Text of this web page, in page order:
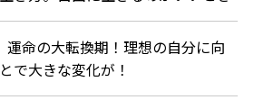
命の大転換期！理想の自分に向
で大きな変化が！